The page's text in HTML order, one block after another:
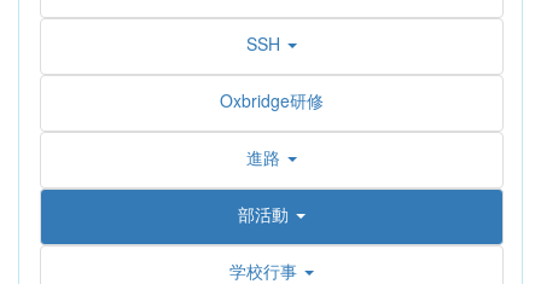
SSH
Oxbridge研修
進路
部活動
学校行事